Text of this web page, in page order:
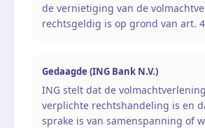
de vernietiging van de
rechtsgeldig is op grond van art.
Gedaagde (ING Bank N.V.)
ING stelt dat de
verplichte rechtshandeling is en
sprake is van samenspanning of